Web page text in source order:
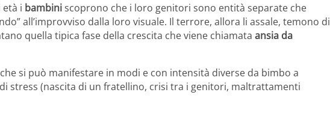
età i bambiniscoprono che i loro genitori sono entità separate che
all’improvviso dalla loro visuale. Il terrore, allora li assale, temono di
quella tipica fase della crescita che viene chiamata ansia da
si può manifestare in modi e con intensità diverse da bimbo a
stress (nascita di un fratellino, crisi tra i genitori, maltrattamenti